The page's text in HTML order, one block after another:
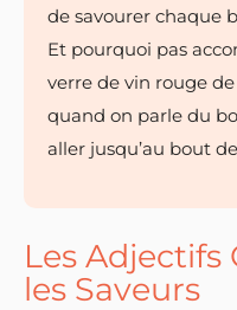
de savourer chaque
Et pourquoi pas
verre de vin rouge
quand on parle du
aller jusqu’au bout
Les Adjectifs
les Saveurs